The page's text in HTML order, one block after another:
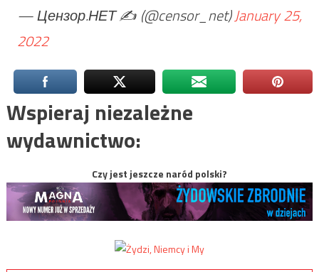
— Цензор.НЕТ ✍️ (@censor_net)January 25,
2022
Wspieraj niezależne
wydawnictwo:
Czy jest jeszcze naród polski?